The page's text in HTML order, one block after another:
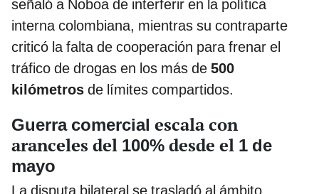
señaló a Noboa de interferir en la política
interna colombiana, mientras su contraparte
criticó la falta de cooperación para frenar el
tráfico de drogas en los más de 500
kilómetros de límites compartidos.
Guerra comercial escala con
aranceles del 100% desde el 1 de
mayo
La disputa bilateral se trasladó al ámbito